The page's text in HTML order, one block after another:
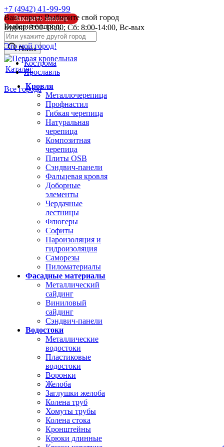
Ваш город: Выбирите свой город
Выберите город:
Это мой город!
Кострома
Ярославль
Все города
+7 (4942) 41-99-99
Заказать звонок
Будни: 8:00-18:00; Сб: 8:00-14:00, Вс-вых
info@pk44.ru
Поиск
Каталог
Кровля
Металлочерепица
Профнастил
Гибкая черепица
Натуральная
черепица
Композитная
черепица
Плиты OSB
Сэндвич-панели
Фальцевая кровля
Доборные
элементы
Чердачные
лестницы
Флюгеры
Софиты
Пароизоляция и
гидроизоляция
Саморезы
Пиломатериалы
Фасадные материалы
Металлический
сайдинг
Виниловый
сайдинг
Сэндвич-панели
Водостоки
Металлические
водостоки
Пластиковые
водостоки
Воронки
Желоба
Заглушки желоба
Колена труб
Хомуты трубы
Колена стока
Кронштейны
Крюки длинные